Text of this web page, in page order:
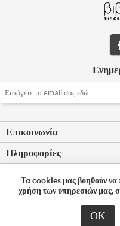
Επικοινωνία
Πληροφορίες
Ο λογαριασμός μου
©
Τα cookies μας βοηθούν να
χρήση των υπηρεσιών μας,
ΟΚ